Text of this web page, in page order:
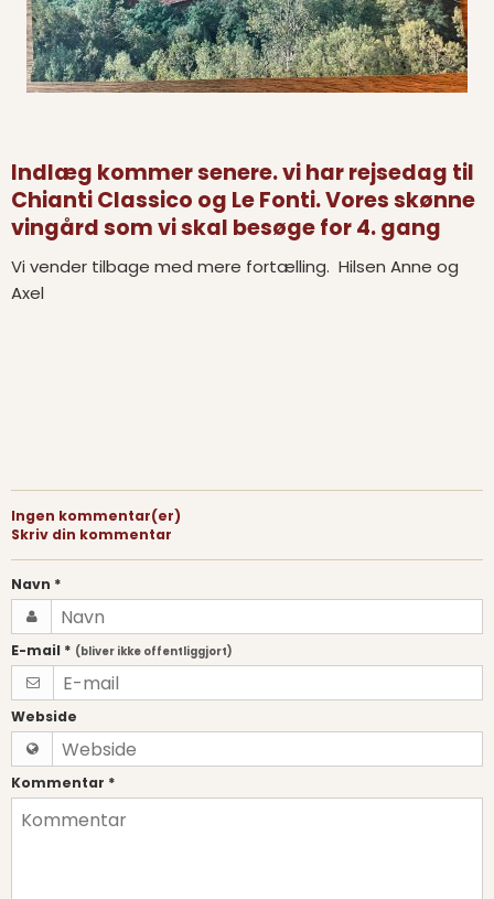
Indlæg kommer senere. vi har rejsedag til
Chianti Classico og Le Fonti. Vores skønne
vingård som vi skal besøge for 4. gang
Vi vender tilbage med mere fortælling. Hilsen Anne og
Axel
Ingen kommentar(er)
Skriv din kommentar
Navn *
E-mail * (bliver ikke offentliggjort)
Webside
Kommentar *